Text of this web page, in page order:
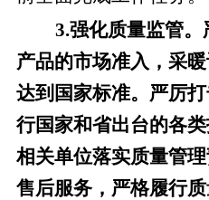
3.强化质量监管。
产品的市场准入，采
达到国家标准。严厉
行国家和省出台的各
相关单位落实质量管
售后服务，严格履行质